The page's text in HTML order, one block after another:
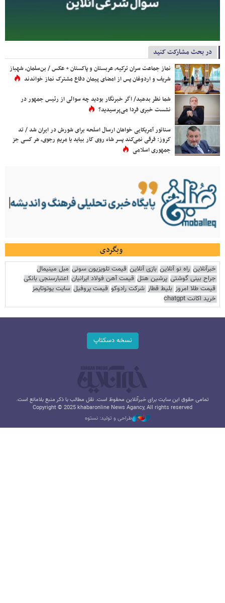
در بحث مشارکت کنید
نماز جماعت سران ترکیه، عربستان و پاکستان + عکس / بن‌سلمان، شهباز
شریف و اردوغان پس از امضای پیمان دفاع مشترک نماز خواندند
شما نظر بدهید/ اگر خبرنگار بودید چه سوالی از رئیس جمهور در
نشست خبری فردا می‌پرسیدید؟
سناتور آمریکایی خواهان ارسال اسلحه برای شورش در ایران شد / تد
کروز: فرقی نمی‌کند پسر شاه روی کار بیاید یا مریم رجوی، هر کسی جز
جمهوری اسلامی
وبگردی
خبرآنلاین راه نو آنلاین بازی آنلاین قیمت تلویزیون سونی مبل مینیمال
جراح بینی گوشتی پرشین هتل قیمت آهن فولاد ایرانیان اعتبارسنجی بانکی
قیمت طلا امروز بلیط قطار شرکت رادوکو قیمت پروفیل سایت یوتوتایمز
خرید اکانت chatgpt
نسخه دسکتاپ
تمامی حقوق این سایت برای خبرآنلاین محفوظ است. نقل مطالب با ذکر منبع بلامانع است.
Copyright © 2025 khabaronline News Agancy, All rights reserved
طراحی و تولید: نستوه